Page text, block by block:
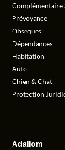
Complémentaire
Prévoyance
Obsèques
Dépendances
Habitation
Auto
Chien & Chat
Protection
Adallom